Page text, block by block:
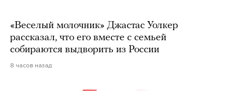
«Веселый молочник» Джастас Уолкер
рассказал, что его вместе с семьей
собираются выдворить из России
8 часов назад